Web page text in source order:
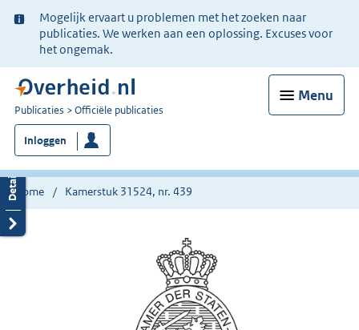
Ter
informatie:
Mogelijk ervaart u problemen met het zoeken naar
publicaties. We werken aan een oplossing. Excuses voor
het ongemak.
Menu
U
bent
nu
hier:
Publicaties Officiële publicaties
Inloggen
Home Kamerstuk 31524, nr. 439